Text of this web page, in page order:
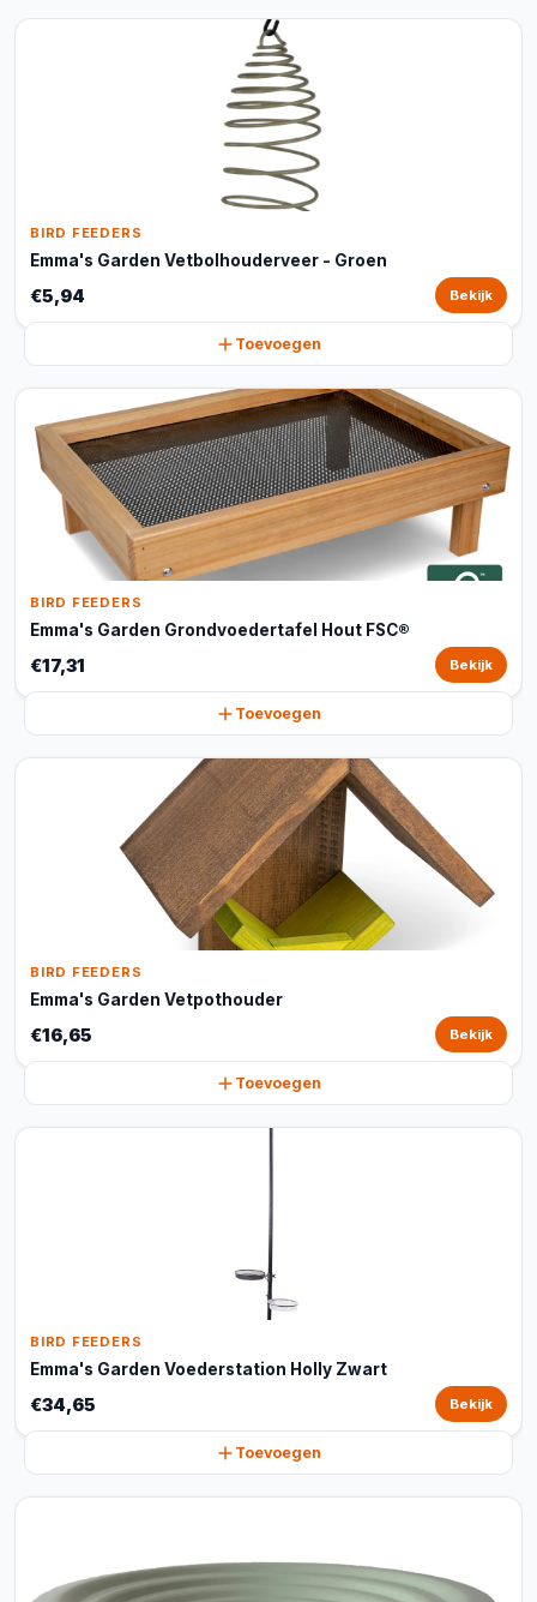
BIRD FEEDERS
Emma's Garden Vetbolhouderveer - Groen
€5,94 Bekijk
Toevoegen
BIRD FEEDERS
Emma's Garden Grondvoedertafel Hout FSC®
€17,31 Bekijk
Toevoegen
BIRD FEEDERS
Emma's Garden Vetpothouder
€16,65 Bekijk
Toevoegen
BIRD FEEDERS
Emma's Garden Voederstation Holly Zwart
€34,65 Bekijk
Toevoegen